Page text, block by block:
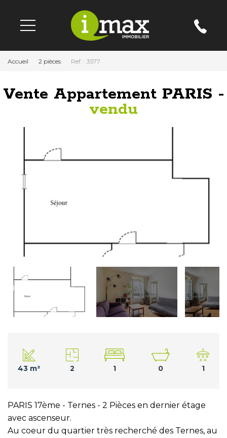
Accueil 2 pièces Ref. : 3577
Vente Appartement PARIS -
vendu
43 m² 2 1 0 1
PARIS 17ème - Ternes - 2 Pièces en dernier étage
avec ascenseur.
Au coeur du quartier très recherché des Ternes, au